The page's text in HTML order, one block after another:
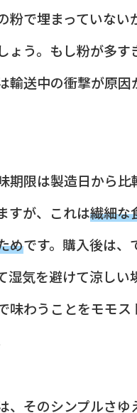
粉で埋まっていない
ょう。もし粉が多す
輸送中の衝撃が原因
期限は製造日から比
すが、これは繊細な
めです。購入後は、
湿気を避けて涼しい
味わうことをモモス
、そのシンプルさゆ